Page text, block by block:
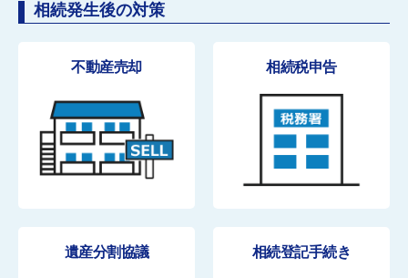
相続発生後の対策
不動産売却 相続税申告
遺産分割協議 相続登記手続き